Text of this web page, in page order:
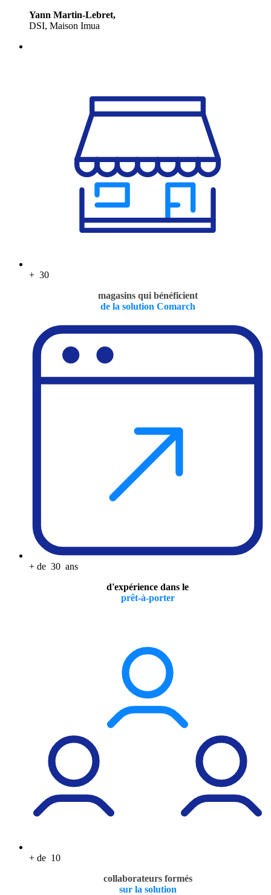
Yann Martin-Lebret,
DSI, Maison Imua
+ 30
magasins qui bénéficient
de la solution Comarch
+ de 30 ans
d'expérience dans le
prêt-à-porter
+ de 10
collaborateurs formés
sur la solution